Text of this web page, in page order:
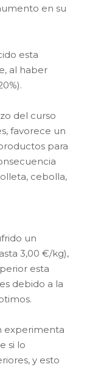
en su
esta
al haber
del curso
favorece un
para
cebolla,
un
3,00 €/kg),
esta
debido a la
experimenta
si lo
y esto